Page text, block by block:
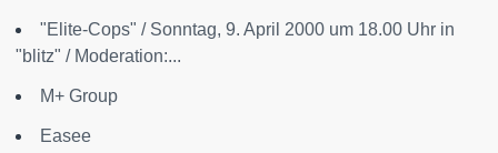
"Elite-Cops" / Sonntag, 9. April 2000 um 18.00 Uhr in
"blitz" / Moderation:...
M+ Group
Easee